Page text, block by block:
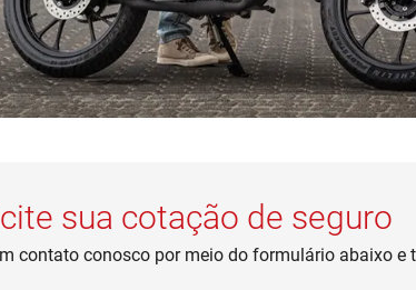
sua cotação de seguro
contato conosco por meio do formulário abaixo e